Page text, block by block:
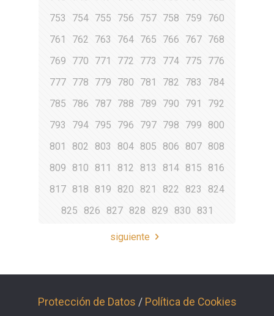
753
754 755 756 757 758 759
760
761
762 763 764 765 766 767 768
769
770 771 772 773 774 775
776
777 778 779 780 781 782 783
784
785
786 787 788 789 790 791
792
793
794 795 796 797 798 799
800
801
802 803 804 805 806 807 808
809
810 811 812 813 814 815
816
817 818 819 820 821 822 823
824
825
826 827 828 829 830 831
siguiente
Protección de Datos / Política de Cookies